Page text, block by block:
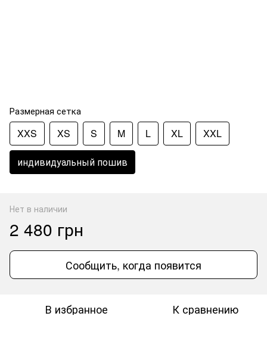
Размерная сетка
XXS XS S M L XL XXL
индивидуальный пошив
Нет в наличии
2 480 грн
Сообщить, когда появится
В избранное К сравнению